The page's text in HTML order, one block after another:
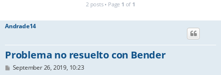
2 posts • Page 1 of 1
Andrade14
Problema no resuelto con Bender
PSeptember 26, 2019, 10:23